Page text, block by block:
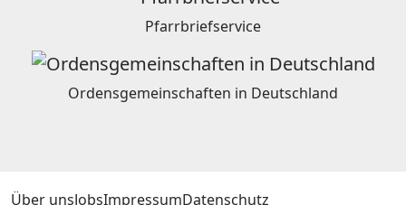
Pfarrbriefservice
Ordensgemeinschaften in Deutschland
Über unsJobsImpressumDatenschutz